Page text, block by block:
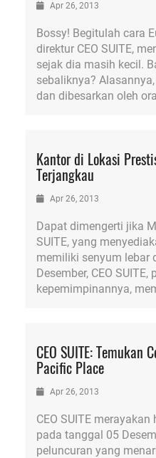
Apr 26, 2013
Bossy! Begitulah cara
direktur CEO SUITE,
sejak dia masih kecil.
sebaliknya?
dan dibesarkan oleh
Kantor di Lokasi
Terjangkau
Apr 26, 2013
Dapat dimengerti jika
SUITE, yang
memiliki senyum lebar
Desember, CEO
kepemimpinannya,
CEO SUITE: Temukan
Pacific Place
Apr 26, 2013
CEO SUITE
pada tanggal 05
peluncuran yang